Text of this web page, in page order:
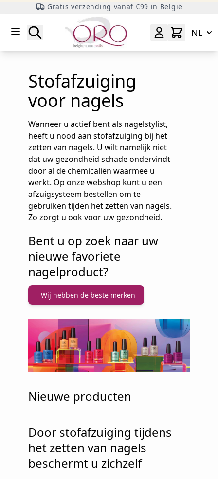
Gratis verzending vanaf €99 in België
Zoeken
NL
Stofafzuiging
voor nagels
Wanneer u actief bent als nagelstylist,
heeft u nood aan stofafzuiging bij het
zetten van nagels. U wilt namelijk niet
dat uw gezondheid schade ondervindt
door al de chemicaliën waarmee u
werkt. Op onze webshop kunt u een
afzuigsysteem bestellen om te
gebruiken tijden het zetten van nagels.
Zo zorgt u ook voor uw gezondheid.
Bent u op zoek naar uw
nieuwe favoriete
nagelproduct?
Wij hebben de beste merken
Nieuwe producten
Door stofafzuiging tijdens
het zetten van nagels
beschermt u zichzelf